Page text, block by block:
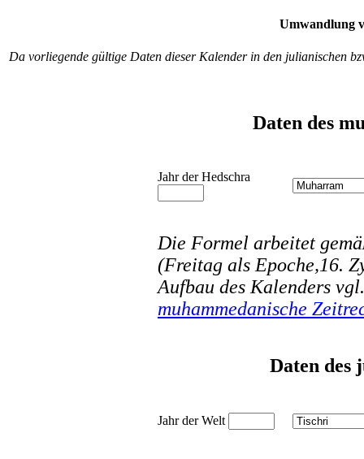
Umwandlung
Da vorliegende gültige Daten dieser Kalender in den julianischen
Daten des
Jahr der Hedschra
Die Formel arbeitet
(Freitag als Epoche,16.
Aufbau des Kalenders
muhammedanische
Daten des
Jahr der Welt